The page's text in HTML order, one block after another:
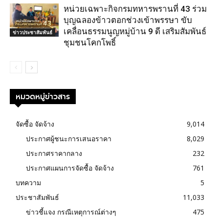
ข่าวประชาสัมพันธ์
หน่วยเฉพาะกิจกรมทหารพรานที่ 43 ร่วม
บุญฉลองข้าวตอกช่วงเข้าพรรษา ขับ
เคลื่อนธรรมนูญหมู่บ้าน 9 ดี เสริมสัมพันธ์
ชุมชนโคกโพธิ์
หมวดหมู่ข่าวสาร
จัดซื้อ จัดจ้าง
9,014
ประกาศผู้ชนะการเสนอราคา
8,029
ประกาศราคากลาง
232
ประกาศแผนการจัดซื้อ จัดจ้าง
761
บทความ
5
ประชาสัมพันธ์
11,033
ข่าวชี้แจง กรณีเหตุการณ์ต่างๆ
475